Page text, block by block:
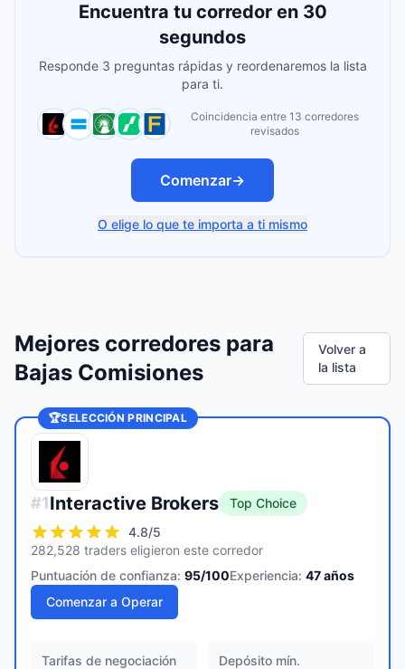
Encuentra tu corredor en 30
segundos
Responde 3 preguntas rápidas y reordenaremos la lista
para ti.
Coincidencia entre 13 corredores
revisados
Comenzar→
O elige lo que te importa a ti mismo
Mejores corredores para
Bajas Comisiones
Volver a
la lista
🏆SELECCIÓN PRINCIPAL
#1Interactive Brokers
Top Choice
4.8/5
282,528 traders eligieron este corredor
Puntuación de confianza: 95/100Experiencia: 47años
Comenzar a Operar
Tarifas de negociación
Depósito mín.